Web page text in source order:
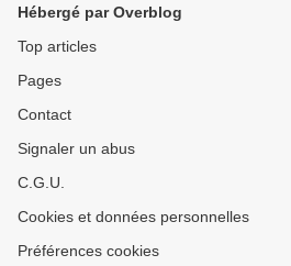
Hébergé par Overblog
Top articles
Pages
Contact
Signaler un abus
C.G.U.
Cookies et données personnelles
Préférences cookies